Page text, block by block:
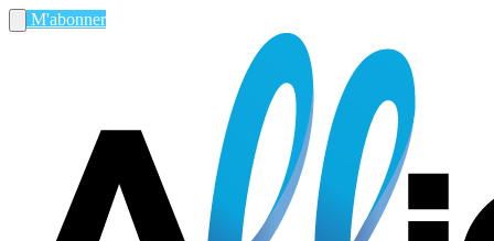
M'abonner